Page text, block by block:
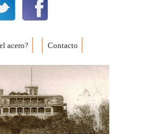
acero? Contacto